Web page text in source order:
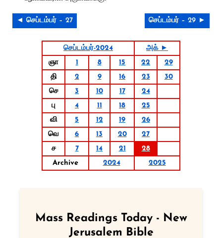
◄ செப்டம்பர் – 27 செப்டம்பர் – 29 ►
செப்டம்பர்-2024
அக் ►
ஞா
1 8 15 22
29
தி
2 9 16 23
30
செ
3 10 17
24
பு
4 11 18
25
வி
5 12 19
26
வெ
6 13 20
27
ச
7 14 21
28
Archive
2024 2025
Mass Readings Today - New
Jerusalem Bible